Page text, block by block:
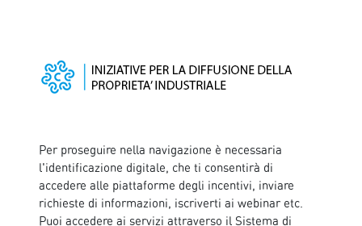
Per proseguire nella navigazione è necessaria
l'identificazione digitale, che ti consentirà di
accedere alle piattaforme degli incentivi, inviare
richieste di informazioni, iscriverti ai webinar etc.
Puoi accedere ai servizi attraverso il Sistema di